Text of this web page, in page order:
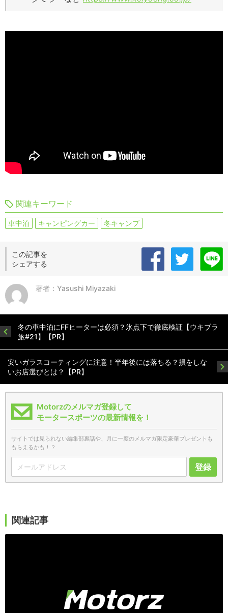
関連キーワード
車中泊 キャンピングカー 冬キャンプ
この記事を
シェアする
著者：Yasushi Miyazaki
冬の車中泊にFFヒーターは必須？氷点下で徹底検証【ウキブラ
旅#21】【PR】
安いガラスコーティングに注意！半年後には落ちる？損をしな
いお店選びとは？【PR】
Motorzのメルマガ登録して
モータースポーツの最新情報を！
サイトでは見られない編集部裏話や、月に一度のメルマガ限定豪華プレゼントも
もらえるかも！？
登録
関連記事